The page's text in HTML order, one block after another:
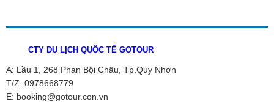
CTY DU LỊCH QUỐC TẾ GOTOUR
A: Lầu 1, 268 Phan Bội Châu, Tp.Quy Nhơn
T/Z: 0978668779
E: booking@gotour.con.vn